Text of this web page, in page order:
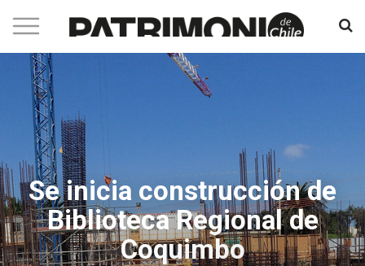
Se inicia construcción de
Biblioteca Regional de
Coquimbo